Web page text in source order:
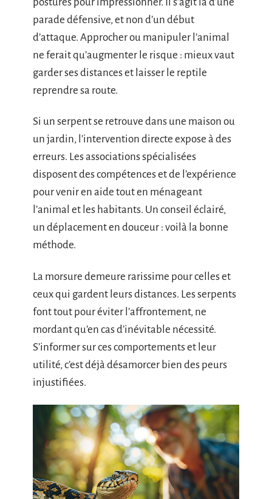
parade défensive, et non d’un début
d’attaque. Approcher ou manipuler l’animal
ne ferait qu’augmenter le risque : mieux vaut
garder ses distances et laisser le reptile
reprendre sa route.
Si un serpent se retrouve dans une maison ou
un jardin, l’intervention directe expose à des
erreurs. Les associations spécialisées
disposent des compétences et de l’expérience
pour venir en aide tout en ménageant
l’animal et les habitants. Un conseil éclairé,
un déplacement en douceur : voilà la bonne
méthode.
La morsure demeure rarissime pour celles et
ceux qui gardent leurs distances. Les serpents
font tout pour éviter l’affrontement, ne
mordant qu’en cas d’inévitable nécessité.
S’informer sur ces comportements et leur
utilité, c’est déjà désamorcer bien des peurs
injustifiées.